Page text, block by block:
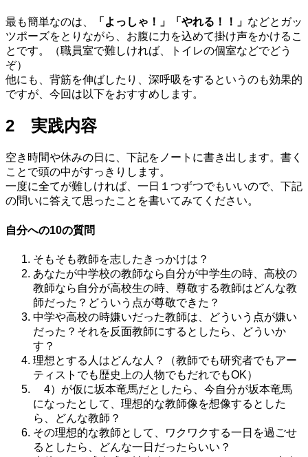
最も簡単なのは、 「よっしゃ！」「やれる！！」 などとガッ
ツポーズをとりながら、お腹に力を込めて掛け声をかけるこ
とです。（職員室で難しければ、トイレの個室などでどう
ぞ）
他にも、背筋を伸ばしたり、深呼吸をするというのも効果的
ですが、今回は以下をおすすめします。
2 実践内容
空き時間や休みの日に、下記をノートに書き出します。書く
ことで頭の中がすっきりします。
一度に全てが難しければ、一日１つずつでもいいので、下記
の問いに答えて思ったことを書いてみてください。
自分への10の質問
そもそも教師を志したきっかけは？
あなたが中学校の教師なら自分が中学生の時、高校の
教師なら自分が高校生の時、尊敬する教師はどんな教
師だった？どういう点が尊敬できた？
中学や高校の時嫌いだった教師は、どういう点が嫌い
だった？それを反面教師にするとしたら、どういか
す？
理想とする人はどんな人？（教師でも研究者でもアー
ティストでも歴史上の人物でもだれでもOK）
4）が仮に坂本竜馬だとしたら、今自分が坂本竜馬
になったとして、理想的な教師像を想像するとした
ら、どんな教師？
その理想的な教師として、ワクワクする一日を過ごせ
るとしたら、どんな一日だったらいい？